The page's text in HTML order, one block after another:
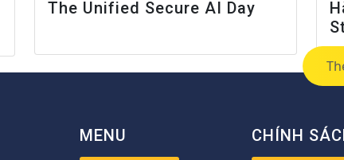
The Unified Secure AI Day
MENU CHÍNH